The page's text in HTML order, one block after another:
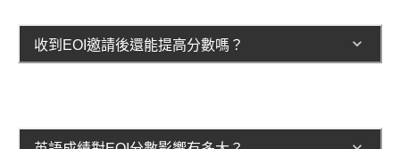
收到EOI邀請後還能提高分數嗎？